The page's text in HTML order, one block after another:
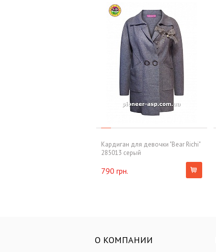
Кардиган для девочки "Bear Richi"
285013 серый
790 грн.
О КОМПАНИИ